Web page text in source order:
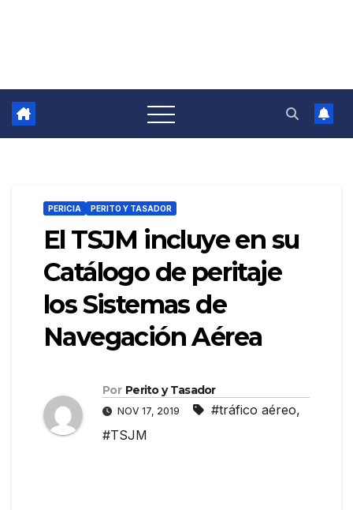
PERICIA PERITO Y TASADOR
El TSJM incluye en su
Catálogo de peritaje
los Sistemas de
Navegación Aérea
Por Perito y Tasador
NOV 17, 2019 #tráfico aéreo,
#TSJM